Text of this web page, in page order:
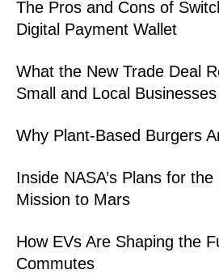
The Pros and Cons of
Digital Payment Wallet
What the New Trade Deal
Small and Local Businesses
Why Plant-Based Burgers
Inside NASA’s Plans for
Mission to Mars
How EVs Are Shaping the
Commutes